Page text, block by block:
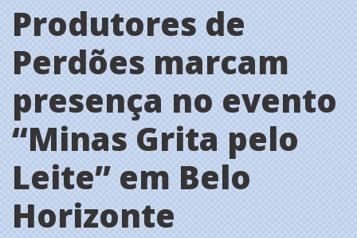
Produtores de
Perdões marcam
presença no evento
‘‘Minas Grita pelo
Leite’’ em Belo
Horizonte